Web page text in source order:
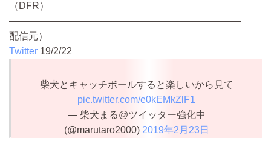
（DFR）
————————————————————————
配信元）
Twitter 19/2/22
柴犬とキャッチボールすると楽しいから見て
pic.twitter.com/e0kEMkZlF1
— 柴犬まる@ツイッター強化中
(@marutaro2000) 2019年2月23日